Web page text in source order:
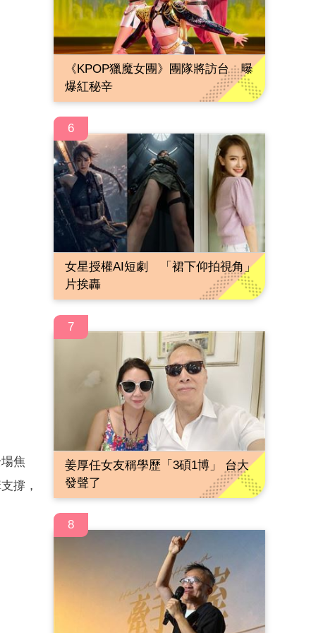
焦
撐，
《KPOP獵魔女團》團隊將訪台 曝
爆紅秘辛
6
女星授權AI短劇 「裙下仰拍視角」
片挨轟
7
姜厚任女友稱學歷「3碩1博」 台大
發聲了
8